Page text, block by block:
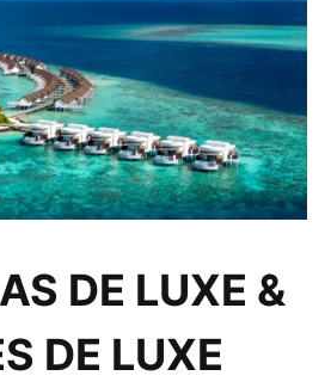
DE LUXE &
DE LUXE